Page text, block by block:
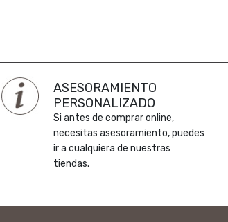
ASESORAMIENTO
PERSONALIZADO
Si antes de comprar online,
necesitas asesoramiento, puedes
ir a cualquiera de nuestras
tiendas.